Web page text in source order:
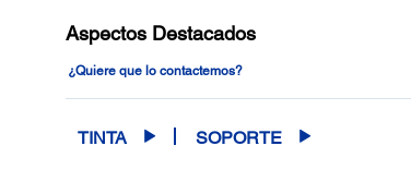
Aspectos Destacados
¿Quiere que lo contactemos?
TINTA SOPORTE